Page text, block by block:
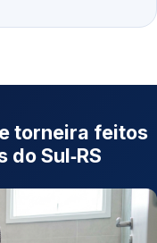
torneira feitos
do Sul‑RS